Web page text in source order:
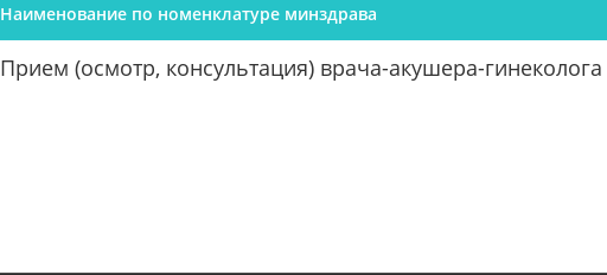
Наименование по номенклатуре минздрава
Прием (осмотр, консультация) врача-акушера-